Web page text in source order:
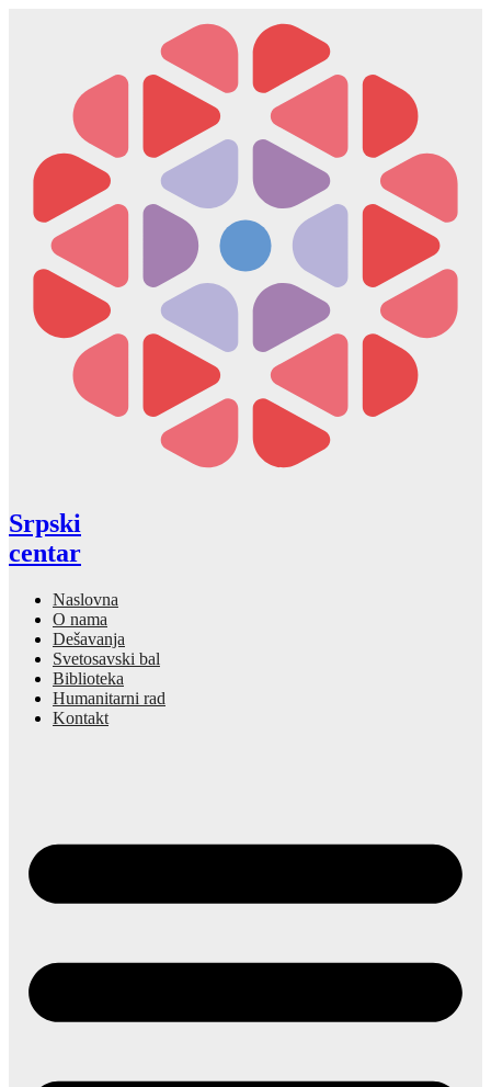
Srpski
centar
Naslovna
O nama
Dešavanja
Svetosavski bal
Biblioteka
Humanitarni rad
Kontakt